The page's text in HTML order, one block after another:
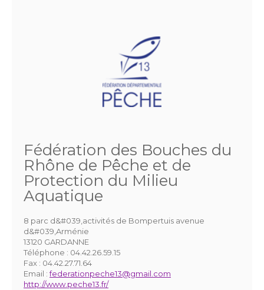
Fédération des Bouches du
Rhône de Pêche et de
Protection du Milieu
Aquatique
8 parc d&#039,activités de Bompertuis avenue
d&#039,Arménie
13120 GARDANNE
Téléphone : 04.42.26.59.15
Fax : 04.42.27.71.64
Email :federationpeche13@gmail.com
http://www.peche13.fr/